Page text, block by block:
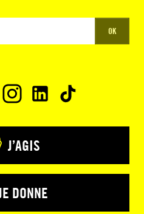
OK
J’AGIS
DONNE